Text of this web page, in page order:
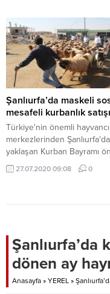
Şanlıurfa’da maskeli
mesafeli kurbanlık satışı
Türkiye'nin önemli
merkezlerinden
yaklaşan Kurban Bayramı
besiciler, pazarda maske ve
27.07.2020 09:08 0
Şanlıurfa’da
dönen ay
Anasayfa » YEREL »